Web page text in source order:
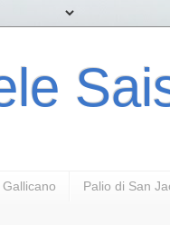
Gallicano Palio di San